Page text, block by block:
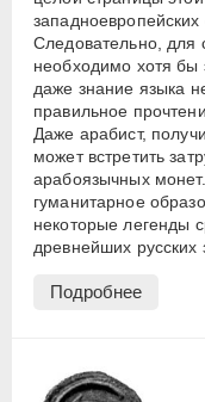
Следовательно, для
необходимо хотя бы
даже знание языка
правильное
Даже арабист,
может встретить
арабоязычных
гуманитарное
некоторые легенды
древнейших русских
Подробнее